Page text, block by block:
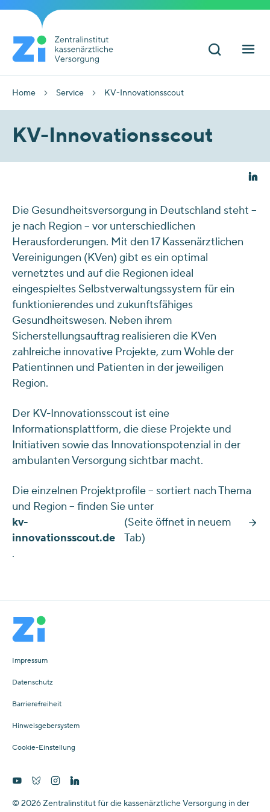
Home Service KV-Innovationsscout
KV-Innovationsscout
Die Gesundheitsversorgung in Deutschland steht –
je nach Region – vor unterschiedlichen
Herausforderungen. Mit den 17 Kassenärztlichen
Vereinigungen (KVen) gibt es ein optimal
vernetztes und auf die Regionen ideal
eingespieltes Selbstverwaltungssystem für ein
funktionierendes und zukunftsfähiges
Gesundheitswesen. Neben ihrem
Sicherstellungsauftrag realisieren die KVen
zahlreiche innovative Projekte, zum Wohle der
Patientinnen und Patienten in der jeweiligen
Region.
Der KV-Innovationsscout ist eine
Informationsplattform, die diese Projekte und
Initiativen sowie das Innovationspotenzial in der
ambulanten Versorgung sichtbar macht.
Die einzelnen Projektprofile – sortiert nach Thema
und Region – finden Sie unter
kv-
innovationsscout.de
(Seite öffnet in neuem
Tab)
.
Impressum
Datenschutz
Barrierefreiheit
Hinweisgebersystem
Cookie-Einstellung
© 2026 Zentralinstitut für die kassenärztliche Versorgung in der